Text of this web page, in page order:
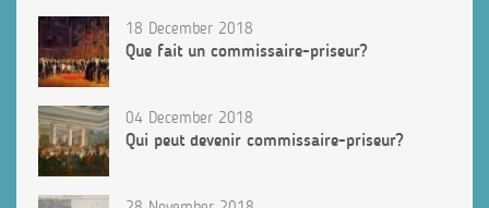
18 December 2018
Que fait un commissaire-priseur?
04 December 2018
Qui peut devenir commissaire-priseur?